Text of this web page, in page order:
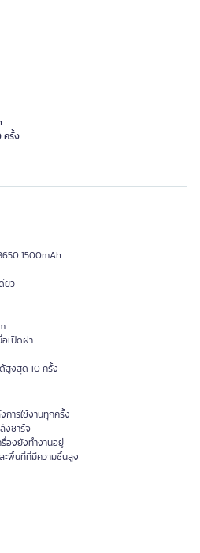
ครั้ง
1500mAh
ยว
เปิดฝา
ด้สูงสุด 10 ครั้ง
การใช้งานทุกครั้ง
งชาร์จ
องยังทำงานอยู่
ะพื้นที่ที่มีความชื้นสูง